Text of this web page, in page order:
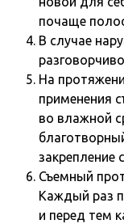
почаще
В случае
На
применения
во влажной
закрепление
Съемный
Каждый раз
и перед тем